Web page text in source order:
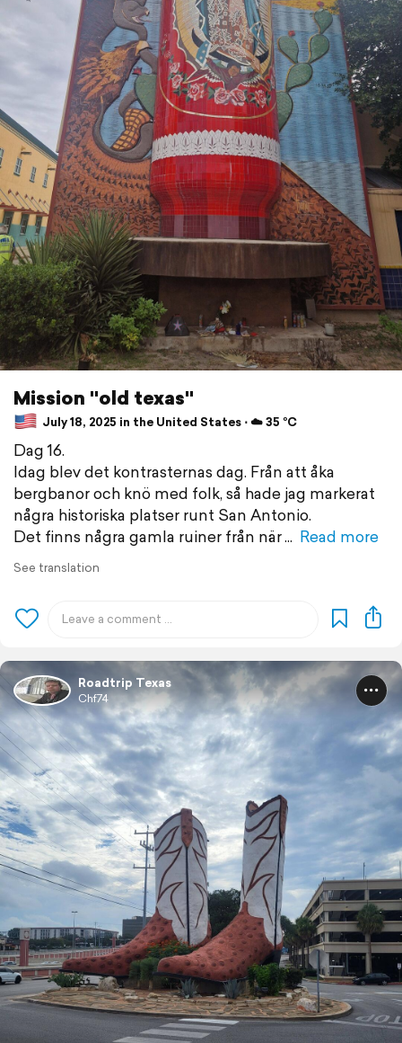
Mission "old texas"
July 18, 2025 in the United States ⋅ ☁️ 35 °C
Dag 16.
Idag blev det kontrasternas dag. Från att åka
bergbanor och knö med folk, så hade jag markerat
några historiska platser runt San Antonio.
Det finns några gamla ruiner från när
Read more
See translation
Roadtrip Texas
Chf74